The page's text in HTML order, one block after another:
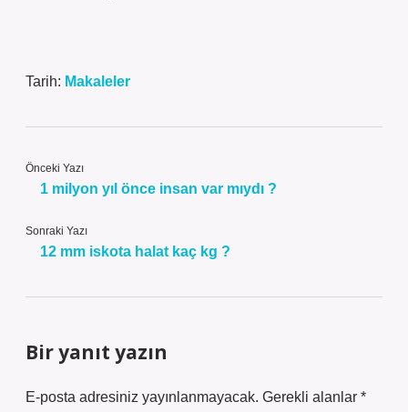
Tarih: Makaleler
Önceki Yazı
1 milyon yıl önce insan var mıydı ?
Sonraki Yazı
12 mm iskota halat kaç kg ?
Bir yanıt yazın
E-posta adresiniz yayınlanmayacak. Gerekli alanlar *